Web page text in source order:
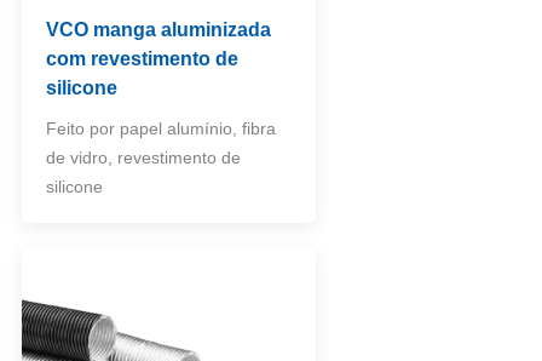
VCO manga aluminizada
com revestimento de
silicone
Feito por papel alumínio, fibra
de vidro, revestimento de
silicone